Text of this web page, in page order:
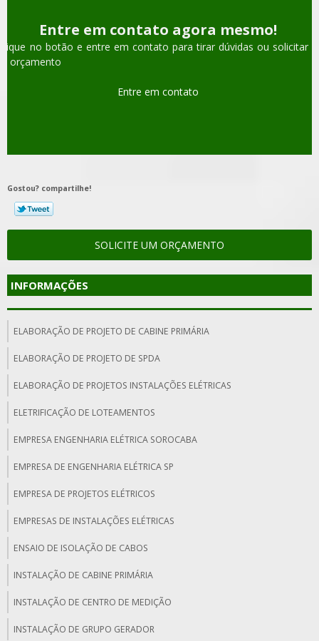
Entre em contato agora mesmo!
no botão e entre em contato para tirar dúvidas ou solicitar u
orçamento
Entre em contato
Gostou? compartilhe!
SOLICITE UM ORÇAMENTO
INFORMAÇÕES
ELABORAÇÃO DE PROJETO DE CABINE PRIMÁRIA
ELABORAÇÃO DE PROJETO DE SPDA
ELABORAÇÃO DE PROJETOS INSTALAÇÕES ELÉTRICAS
ELETRIFICAÇÃO DE LOTEAMENTOS
EMPRESA ENGENHARIA ELÉTRICA SOROCABA
EMPRESA DE ENGENHARIA ELÉTRICA SP
EMPRESA DE PROJETOS ELÉTRICOS
EMPRESAS DE INSTALAÇÕES ELÉTRICAS
ENSAIO DE ISOLAÇÃO DE CABOS
INSTALAÇÃO DE CABINE PRIMÁRIA
INSTALAÇÃO DE CENTRO DE MEDIÇÃO
INSTALAÇÃO DE GRUPO GERADOR